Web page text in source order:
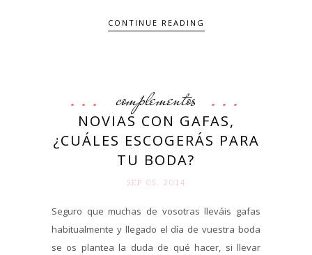
CONTINUE READING
complementos
NOVIAS CON GAFAS,
¿CUÁLES ESCOGERÁS PARA
TU BODA?
SEP 05. 2014
Seguro que muchas de vosotras lleváis gafas
habitualmente y llegado el día de vuestra boda
se os plantea la duda de qué hacer, si llevar